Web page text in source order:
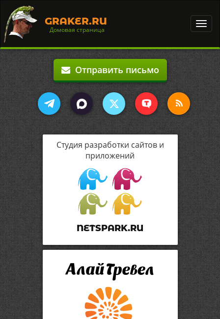
GRAKER.RU
Домовая страница
Отправить письмо
Студия разработки сайтов и
приложений
NETSPARK.RU